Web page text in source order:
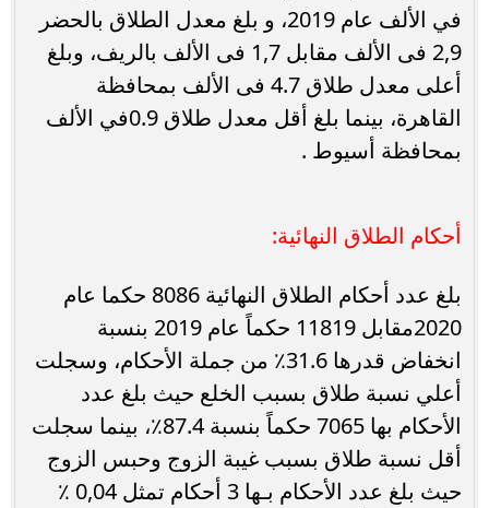
في الألف عام 2019، و بلغ معدل الطلاق بالحضر
2,9 فى الألف مقابل 1,7 فى الألف بالريف، وبلغ
أعلى معدل طلاق 4.7 فى الألف بمحافظة
القاهرة، بينما بلغ أقل معدل طلاق 0.9في الألف
بمحافظة أسيوط .
أحكام الطلاق النهائية:
‌بلغ عدد أحكام الطلاق النهائية 8086 حكما عام
2020مقابل 11819 حكماً عام 2019 بنسبة
انخفاض قدرها 31.6٪ من جملة الأحكام، وسجلت
أعلي نسبة طلاق بسبب الخلع حيث بلغ عدد
الأحكام بها 7065 حكماً بنسبة 87.4٪، بينما سجلت
أقل نسبة طلاق بسبب غيبة الزوج وحبس الزوج
حيث بلغ عدد الأحكام بـها 3 أحكام تمثل 0,04 ٪